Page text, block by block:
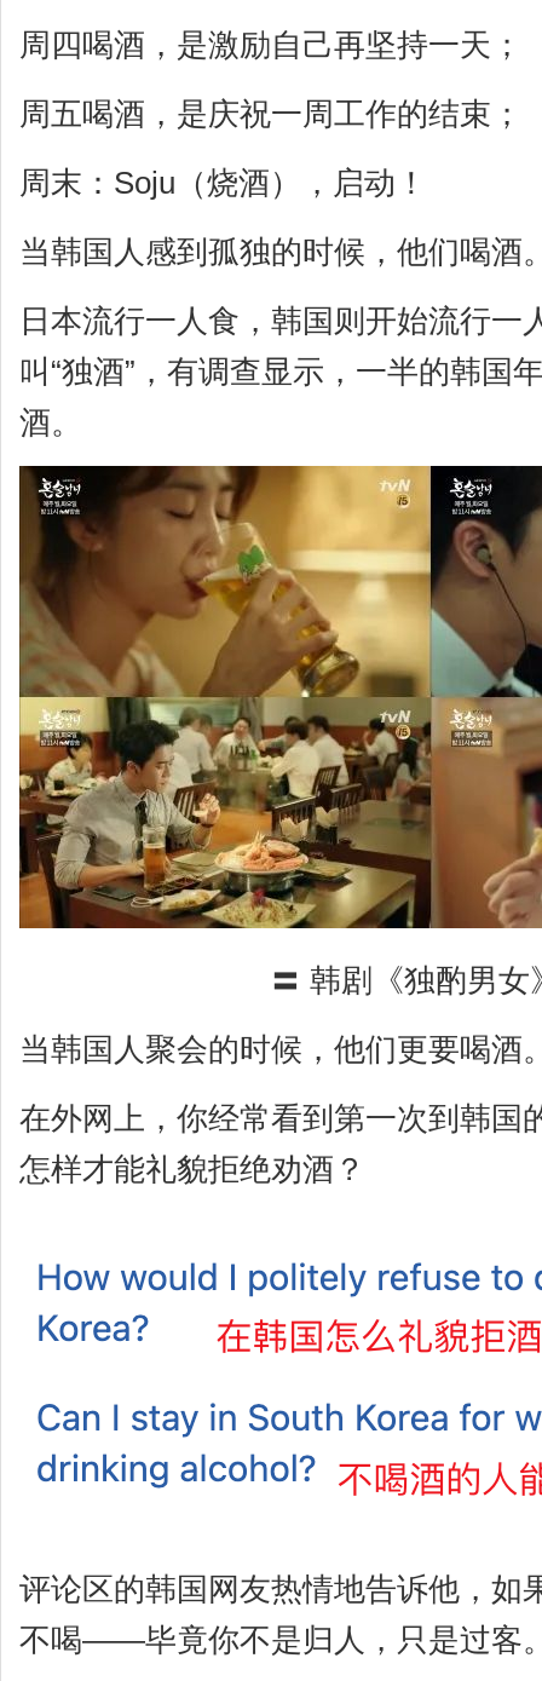
周四喝酒，是激励自己再坚持一天；
周五喝酒，是庆祝一周工作的结束；
周末：Soju（烧酒），启动！
当韩国人感到孤独的时候，他们喝酒
日本流行一人食，韩国则开始流行一
叫“独酒”，有调查显示，一半的韩国
酒。
〓 韩剧《独酌男女
当韩国人聚会的时候，他们更要喝酒
在外网上，你经常看到第一次到韩国
怎样才能礼貌拒绝劝酒？
评论区的韩国网友热情地告诉他，如
不喝——毕竟你不是归人，只是过客